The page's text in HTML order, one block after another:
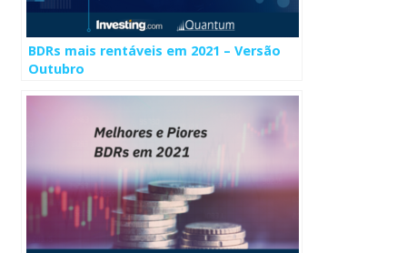
BDRs mais rentáveis em 2021 – Versão
Outubro